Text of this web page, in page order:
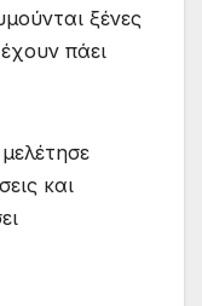
ξένες
πάει
και